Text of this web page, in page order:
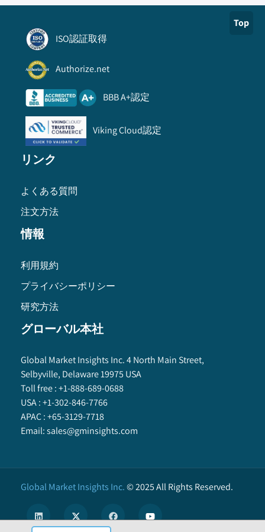
Top
ISO認証取得
Authorize.net
BBB A+認定
Viking Cloud認定
リンク
よくある質問
注文方法
情報
利用規約
プライバシーポリシー
研究方法
グローバル本社
Global Market Insights Inc. 4 North Main Street,
Selbyville, Delaware 19975 USA
Toll free :+1-888-689-0688
USA :+1-302-846-7766
APAC :+65-3129-7718
Email:sales@gminsights.com
Global Market Insights Inc.©2025All Rights Reserved.